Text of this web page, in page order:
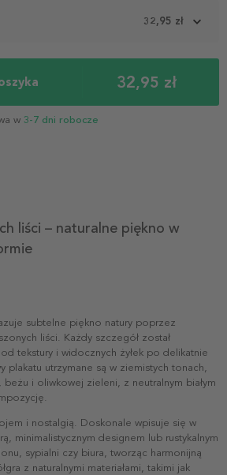
32,95 zł
32,95 zł
w 3-7 dni robocze
liści – naturalne piękno w
subtelne piękno natury poprzez
liści. Każdy szczegół został
tekstury i widocznych żyłek po delikatnie
plakatu utrzymane są w ziemistych tonach,
i oliwkowej zieleni, z neutralnym białym
i nostalgią. Doskonale wpisuje się w
minimalistycznym designem lub rustykalnym
sypialni czy biura, tworząc harmonijną
z naturalnymi materiałami, takimi jak